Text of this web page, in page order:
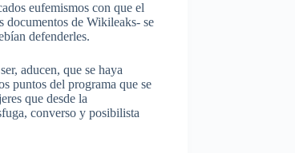
eufemismos con que el
documentos de Wikileaks- se
defenderles.
aducen, que se haya
puntos del programa que se
que desde la
converso y posibilista